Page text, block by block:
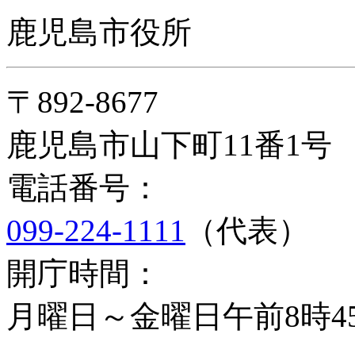
鹿児島市役所
〒892-8677
鹿児島市山下町11番1号
電話番号：
099-224-1111 （代表）
開庁時間：
月曜日～金曜日午前8時